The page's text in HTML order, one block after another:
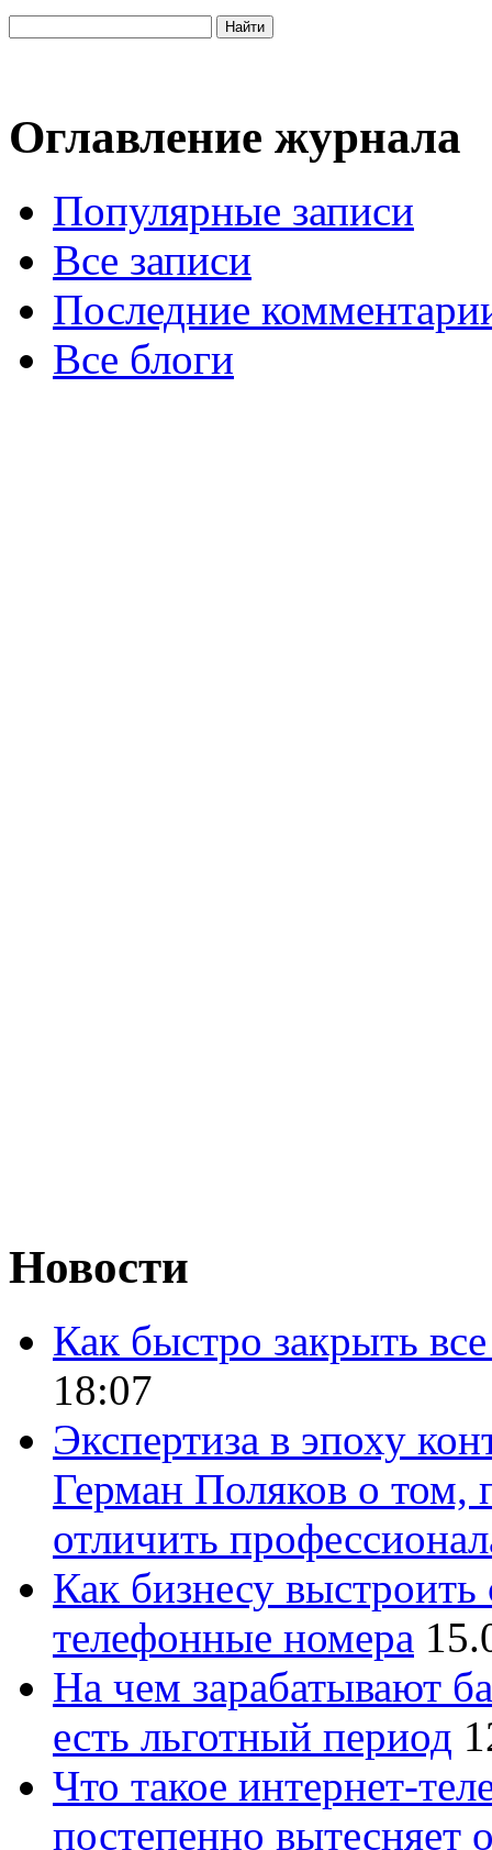
Оглавление журнала
Популярные записи
Все записи
Последние
Все блоги
Новости
Как быстро закрыть
18:07
Экспертиза в эпоху
Герман Поляков о том,
отличить
Как бизнесу
телефонные номера
На чем зарабатывают
есть льготный период
Что такое интернет-
постепенно вытесняет